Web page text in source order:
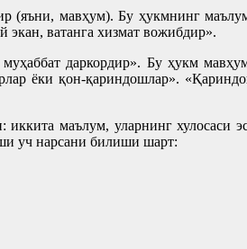
(яъни, мавҳум). Бу ҳукмнинг
ватанга хизмат вожибдир».
даркордир». Бу ҳукм
ёки қон-қариндошлар».
маълум, уларнинг хулосаси
уч нарсани билиши шарт: